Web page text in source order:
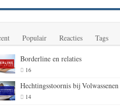
Populair Reacties Tags
Borderline en relaties
16
Hechtingsstoornis bij Volwassenen
14